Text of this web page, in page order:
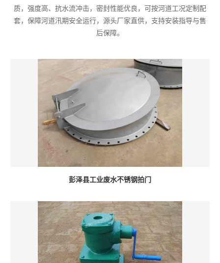
质，强度高、抗水流冲击，密封性能优良，可按河道工况定制配
套，保障河道汛期安全运行，源头厂家直供，支持安装指导与售
后保障。
彭泽县工业废水不锈钢拍门